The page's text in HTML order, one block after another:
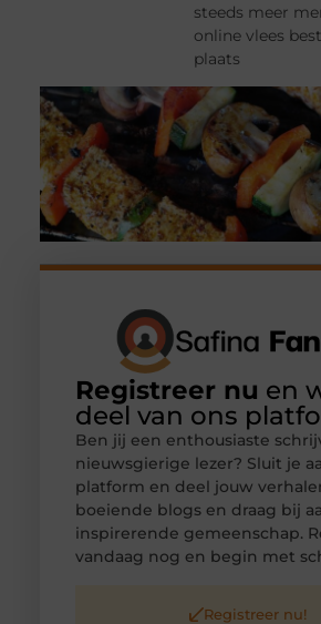
steeds meer
online vlees
plaats
Registreer nu en
deel van ons
Ben jij een enthousiaste
nieuwsgierige lezer? Sluit je
platform en deel jouw
boeiende blogs en draag bij
inspirerende gemeenschap.
vandaag nog en begin met
Registreer nu!